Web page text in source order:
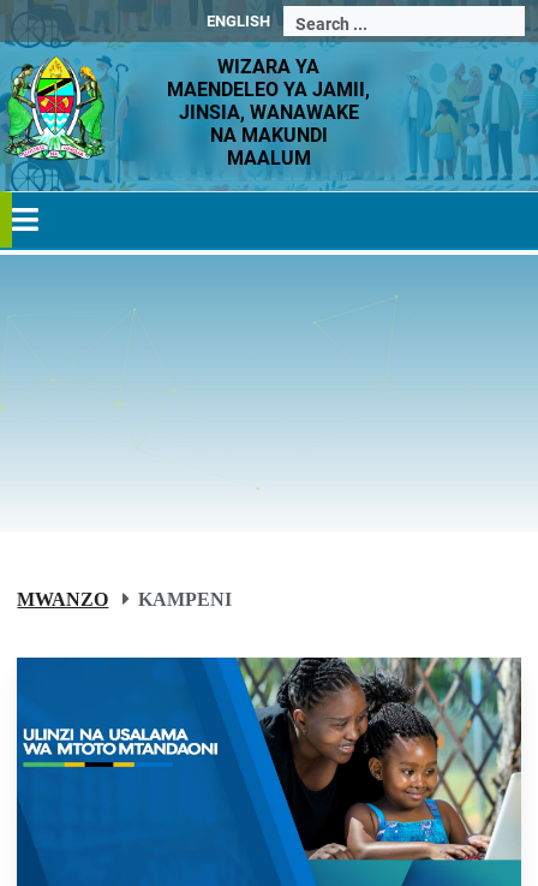
ENGLISH
WIZARA YA
MAENDELEO YA JAMII,
JINSIA, WANAWAKE
NA MAKUNDI
MAALUM
MWANZO KAMPENI